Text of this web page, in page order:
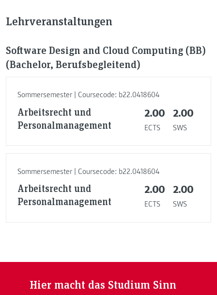
Lehrveranstaltungen
Software Design and Cloud Computing (BB)
(Bachelor, Berufsbegleitend)
Sommersemester | Coursecode: b22.0418604
Arbeitsrecht und
Personalmanagement
2.00
ECTS
2.00
SWS
Sommersemester | Coursecode: b22.0418604
Arbeitsrecht und
Personalmanagement
2.00
ECTS
2.00
SWS
Hier macht das Studium Sinn